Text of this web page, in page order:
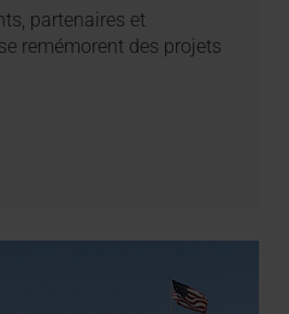
partenaires et
remémorent des projets